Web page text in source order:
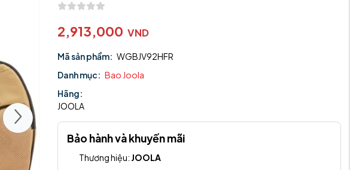
2,913,000 VND
Mã sản phẩm: WGBJV92HFR
Danh mục: Bao Joola
Hãng:
JOOLA
Bảo hành và khuyến mãi
Thương hiệu: JOOLA